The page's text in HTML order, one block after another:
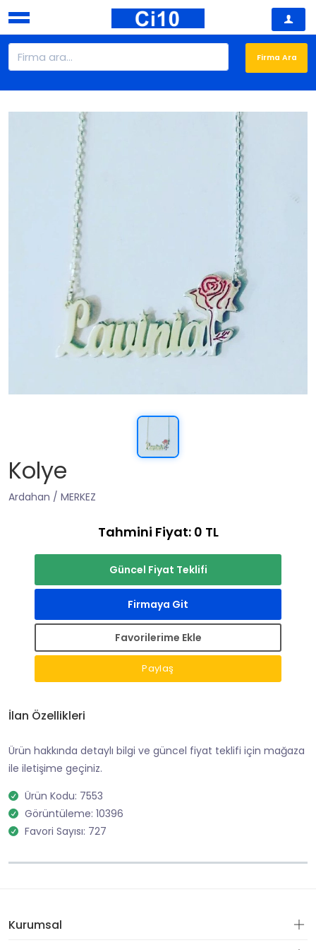
Kolye
Ardahan / MERKEZ
Tahmini Fiyat: 0 TL
Güncel Fiyat Teklifi
Firmaya Git
Favorilerime Ekle
Paylaş
İlan Özellikleri
Ürün hakkında detaylı bilgi ve güncel fiyat teklifi için mağaza
ile iletişime geçiniz.
Ürün Kodu: 7553
Görüntüleme: 10396
Favori Sayısı: 727
Kurumsal